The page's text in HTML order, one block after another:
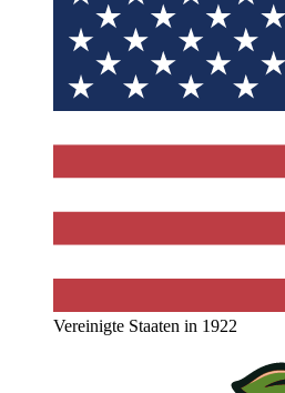
Vereinigte Staaten in 1922